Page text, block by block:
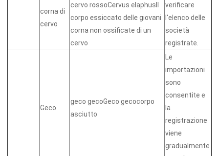
corna di
cervo
cervo rossoCervus elaphusIl
corpo essiccato delle giovani
corna non ossificate di un
cervo
verificare
l'elenco delle
società
registrate.
Geco
geco gecoGeco gecocorpo
asciutto
Le
importazioni
sono
consentite e
la
registrazione
viene
gradualmente